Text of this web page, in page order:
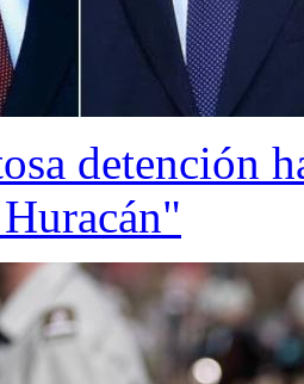
detención